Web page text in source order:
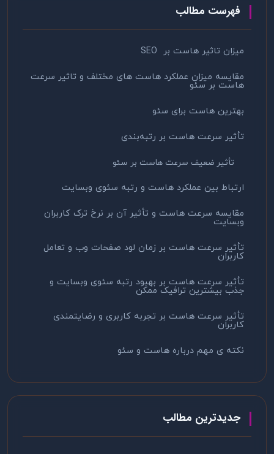
فهرست مطالب
میزان تاثیر هاست بر SEO
مقایسه میزان عملکرد هاست های مختلف و تاثیر سرعت
هاست بر سئو
بهترین هاست برای سئو
تأثیر سرعت هاست بر رتبه‌بندی
تأثیر ضعیف سرعت هاست بر سئو
ارتباط بین عملکرد هاست و رتبه سئوی وبسایت
مقایسه سرعت هاست و تأثیر آن بر نرخ ترک کاربران
وبسایت
تأثیر سرعت هاست بر زمان لود صفحات وب و تعامل
کاربران
تأثیر سرعت هاست بر بهبود رتبه سئوی وبسایت و
جذب بیشترین ترافیک ممکن
تأثیر سرعت هاست بر تجربه کاربری و رضایتمندی
کاربران
نکته ی مهم درباره هاست و سئو
جدیدترین مطالب